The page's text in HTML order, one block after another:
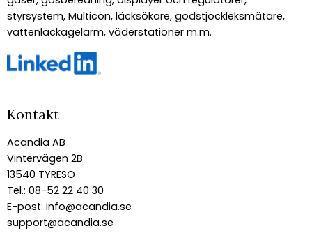
styrsystem, Multicon, läcksökare, godstjockleksmätare,
vattenläckagelarm, väderstationer m.m.
Kontakt
Acandia AB
Vintervägen 2B
13540 TYRESÖ
Tel.: 08-52 22 40 30
E-post: info@acandia.se
support@acandia.se